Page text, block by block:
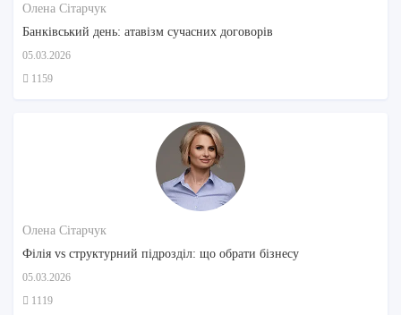
Олена Сітарчук
Банківський день: атавізм сучасних договорів
05.03.2026
1159
Олена Сітарчук
Філія vs структурний підрозділ: що обрати бізнесу
05.03.2026
1119